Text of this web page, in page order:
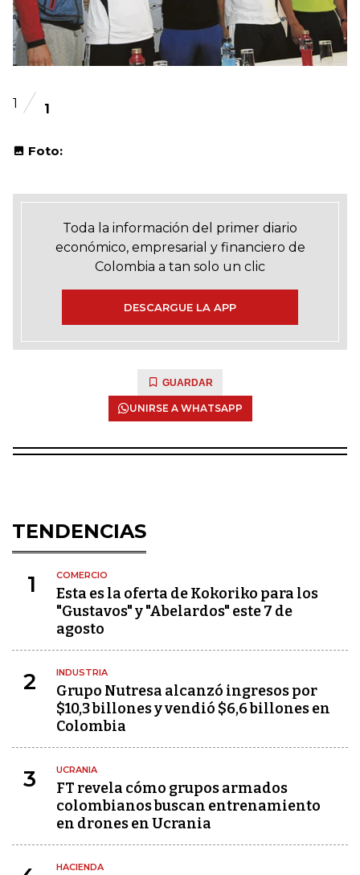
1 1
Foto:
Toda la información del primer diario
económico, empresarial y financiero de
Colombia a tan solo un clic
DESCARGUE LA APP
GUARDAR
UNIRSE A WHATSAPP
TENDENCIAS
1 COMERCIO
Esta es la oferta de Kokoriko para los
"Gustavos" y "Abelardos" este 7 de
agosto
2 INDUSTRIA
Grupo Nutresa alcanzó ingresos por
$10,3 billones y vendió $6,6 billones en
Colombia
3 UCRANIA
FT revela cómo grupos armados
colombianos buscan entrenamiento
en drones en Ucrania
HACIENDA